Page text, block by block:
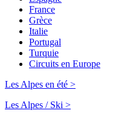
France
Grèce
Italie
Portugal
Turquie
Circuits en Europe
Les Alpes en été >
Les Alpes / Ski >